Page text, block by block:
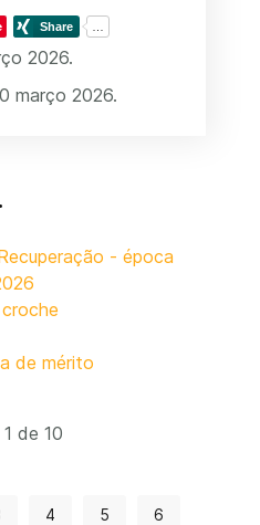
2026.
março 2026.
- época
de mérito
de 10
4 5 6